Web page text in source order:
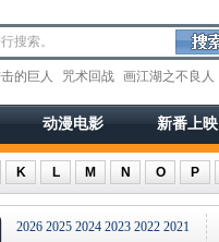
的巨人 咒术回战 画江湖之不良人
动漫电影 新番上映
K L M N O P
2026 2025 2024 2023 2022 2021